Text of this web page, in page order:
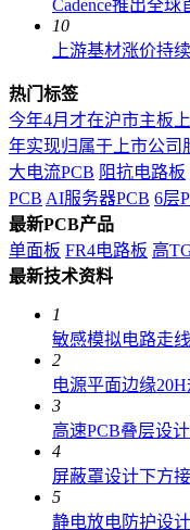
Cadence推出全
10
上游基材涨价持
热门标签
今年4月才在沪市主板
年实现归属于上市公司
大电流PCB 阻抗电路板
PCB AI服务器PCB 6层
最新PCB产品
单面板 FR4电路板 高
最新技术资料
1
敏感模拟电路走
2
电源平面边缘
3
高速PCB叠层设
4
屏蔽罩设计下方
5
静电放电防护设